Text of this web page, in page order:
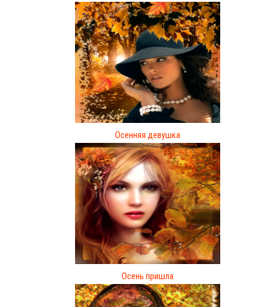
Осенняя девушка
Осень пришла